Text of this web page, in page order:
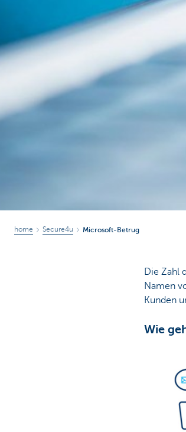
home Secure4u Microsoft-Betrug
Die Zahl
Namen
Kunden
Wie